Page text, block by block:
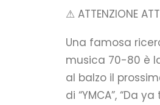
⚠ ATTENZIONE
Una famosa
musica 70-80 è
al balzo il
di “YMCA”, “Da